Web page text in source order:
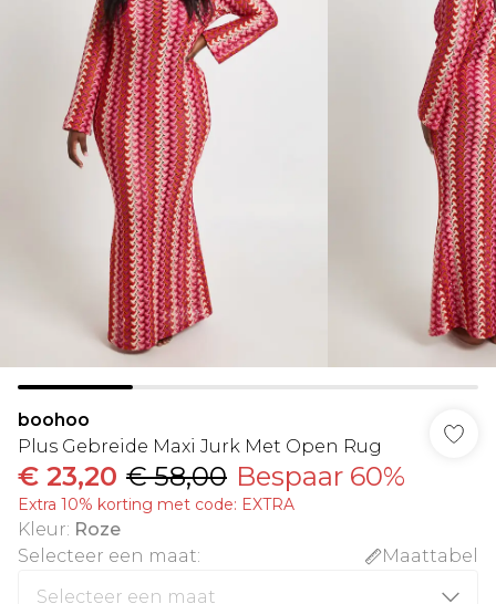
boohoo
Plus Gebreide Maxi Jurk Met Open Rug
€ 23,20 € 58,00 Bespaar 60%
Extra 10% korting met code: EXTRA
Kleur: Roze
Selecteer een maat: Maattabel